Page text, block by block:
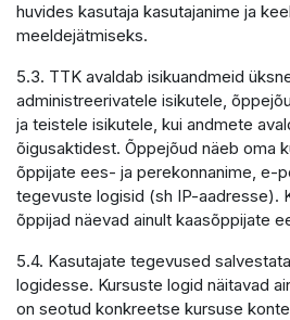
huvides kasutaja kasutajanime ja
meeldejätmiseks.
5.3. TTK avaldab isikuandmeid
administreerivatele isikutele,
ja teistele isikutele, kui andmete
õigusaktidest. Õppejõud näeb oma
õppijate ees- ja perekonnanime, e-
tegevuste logisid (sh IP-aadresse).
õppijad näevad ainult kaasõppijate
5.4. Kasutajate tegevused
logidesse. Kursuste logid näitavad
on seotud konkreetse kursuse